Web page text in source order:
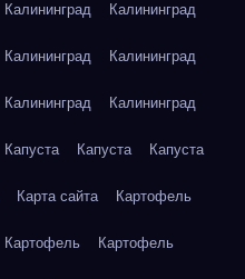
Калининград Калининград
Калининград Калининград
Калининград Калининград
Капуста Капуста Капуста
Карта сайта Картофель
Картофель Картофель